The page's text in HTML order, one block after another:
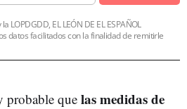
LOPDGDD, EL LEÓN DE EL ESPAÑOL
datos facilitados con la finalidad de remitirle
probable que las medidas de